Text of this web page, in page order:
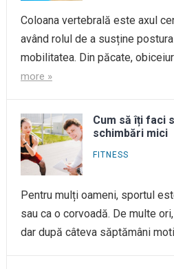
Coloana vertebrală este axul
având rolul de a susține
mobilitatea. Din păcate,
more »
Cum să îți faci
schimbări mici
FITNESS
Pentru mulți oameni, sportul
sau ca o corvoadă. De multe
dar după câteva săptămâni